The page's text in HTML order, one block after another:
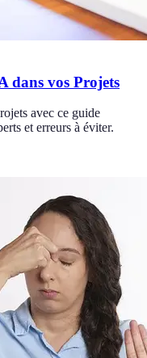
dans vos Projets
avec ce guide
et erreurs à éviter.